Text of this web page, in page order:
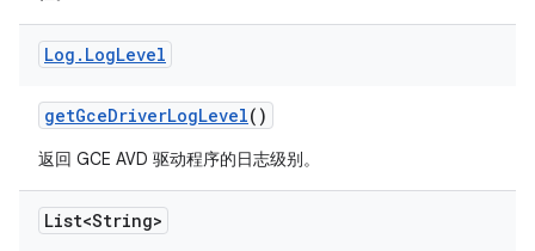
Log . LogLevel
getGceDriverLogLevel()
返回 GCE AVD 驱动程序的日志级别。
List<String>